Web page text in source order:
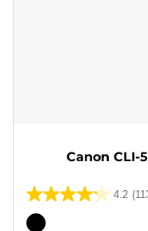
Canon CLI-
4.2
4.2
van
Kleurencartridge